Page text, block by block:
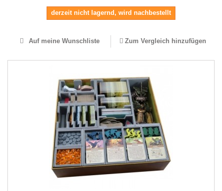
derzeit nicht lagernd, wird nachbestellt
Auf meine Wunschliste Zum Vergleich hinzufügen